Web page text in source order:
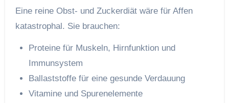
Eine reine Obst- und Zuckerdiät wäre für Affen
katastrophal. Sie brauchen:
Proteine für Muskeln, Hirnfunktion und
Immunsystem
Ballaststoffe für eine gesunde Verdauung
Vitamine und Spurenelemente